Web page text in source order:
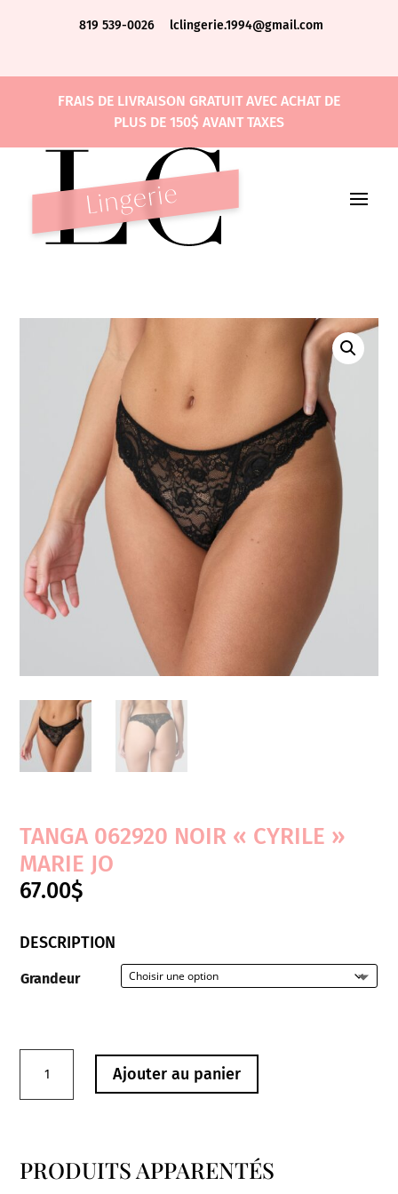
819 539-0026 lclingerie.1994@gmail.com
FRAIS DE LIVRAISON GRATUIT AVEC ACHAT DE
PLUS DE 150$ AVANT TAXES
TANGA 062920 NOIR « CYRILE »
MARIE JO
67.00$
DESCRIPTION
Grandeur
Tanga
"Cyrile"
Ajouter au panier
PRODUITS APPARENTÉS
Produits similaires